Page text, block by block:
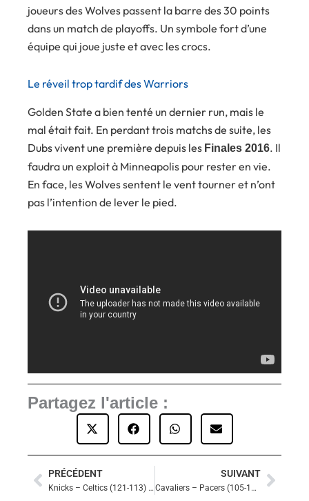
joueurs des Wolves passent la barre des 30 points
dans un match de playoffs. Un symbole fort d’une
équipe qui joue juste et avec les crocs.
Le réveil trop tardif des Warriors
Golden State a bien tenté un dernier run, mais le
mal était fait. En perdant trois matchs de suite, les
Dubs vivent une première depuis les Finales 2016. Il
faudra un exploit à Minneapolis pour rester en vie.
En face, les Wolves sentent le vent tourner et n’ont
pas l’intention de lever le pied.
Partagez l'article :
Précédent
PRÉCÉDENT
Knicks – Celtics (121-113) : New York enflamme le Madison et fait vaciller Boston
SUIVANT
Cavaliers – Pacers (105-114) : Indiana élimine Cleveland et file en finale de conférence